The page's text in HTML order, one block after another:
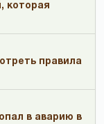
которая
правила
в аварию в